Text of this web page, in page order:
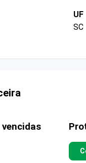
UF
SC